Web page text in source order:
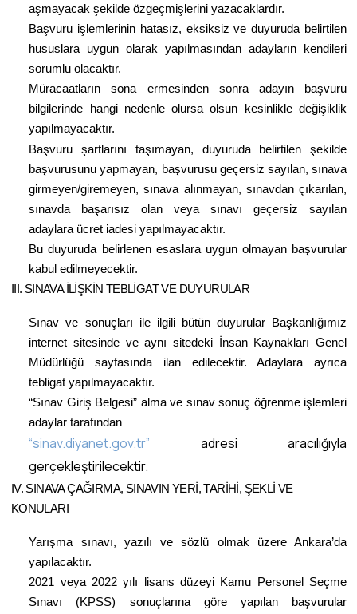
aşmayacak şekilde özgeçmişlerini yazacaklardır.
Başvuru işlemlerinin hatasız, eksiksiz ve duyuruda belirtilen
hususlara uygun olarak yapılmasından adayların kendileri
sorumlu olacaktır.
Müracaatların sona ermesinden sonra adayın başvuru
bilgilerinde hangi nedenle olursa olsun kesinlikle değişiklik
yapılmayacaktır.
Başvuru şartlarını taşımayan, duyuruda belirtilen şekilde
başvurusunu yapmayan, başvurusu geçersiz sayılan, sınava
girmeyen/giremeyen, sınava alınmayan, sınavdan çıkarılan,
sınavda başarısız olan veya sınavı geçersiz sayılan
adaylara ücret iadesi yapılmayacaktır.
Bu duyuruda belirlenen esaslara uygun olmayan başvurular
kabul edilmeyecektir.
III. SINAVA İLİŞKİN TEBLİGAT VE DUYURULAR
Sınav ve sonuçları ile ilgili bütün duyurular Başkanlığımız
internet sitesinde ve aynı sitedeki İnsan Kaynakları Genel
Müdürlüğü sayfasında ilan edilecektir. Adaylara ayrıca
tebligat yapılmayacaktır.
“Sınav Giriş Belgesi” alma ve sınav sonuç öğrenme işlemleri
adaylar tarafından
“sinav.diyanet.gov.tr” adresi aracılığıyla
gerçekleştirilecektir.
IV. SINAVA ÇAĞIRMA, SINAVIN YERİ, TARİHİ, ŞEKLİ VE
KONULARI
Yarışma sınavı, yazılı ve sözlü olmak üzere Ankara’da
yapılacaktır.
2021 veya 2022 yılı lisans düzeyi Kamu Personel Seçme
Sınavı (KPSS) sonuçlarına göre yapılan başvurular